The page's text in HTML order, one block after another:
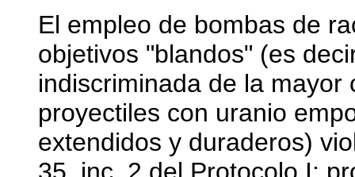
El empleo de bombas de
objetivos "blandos" (es
indiscriminada de la
proyectiles con uranio
extendidos y duraderos)